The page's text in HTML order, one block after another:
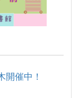
開催中！